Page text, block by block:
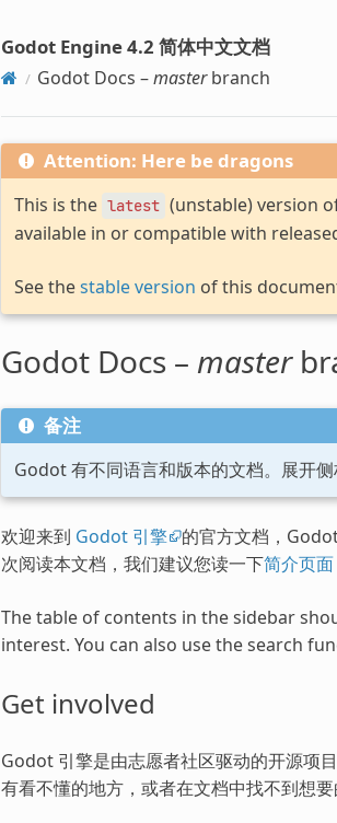
Godot Engine 4.2 简体中文文档
Godot Docs –masterbranch
Attention: Here be dragons
This is the latest (unstable) version
available in or compatible with
See thestable version of this
Godot Docs – master
备注
Godot 有不同语言和版本的文档。展开侧
欢迎来到 Godot 引擎 的官方文档，
次阅读本文档，我们建议您读一下简介页面
The table of contents in the sidebar
interest. You can also use the search
Get involved
Godot 引擎是由志愿者社区驱动的开源项
有看不懂的地方，或者在文档中找不到想